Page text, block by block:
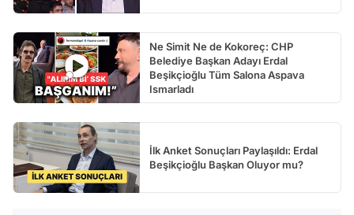
Ne Simit Ne de Kokoreç: CHP
Belediye Başkan Adayı Erdal
Beşikçioğlu Tüm Salona Aspava
Ismarladı
İlk Anket Sonuçları Paylaşıldı: Erdal
Beşikçioğlu Başkan Oluyor mu?